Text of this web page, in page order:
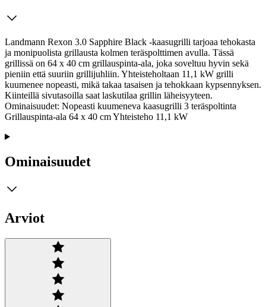
Landmann Rexon 3.0 Sapphire Black -kaasugrilli tarjoaa tehokasta
ja monipuolista grillausta kolmen teräspolttimen avulla. Tässä
grillissä on 64 x 40 cm grillauspinta-ala, joka soveltuu hyvin sekä
pieniin että suuriin grillijuhliin. Yhteisteholtaan 11,1 kW grilli
kuumenee nopeasti, mikä takaa tasaisen ja tehokkaan kypsennyksen.
Kiinteillä sivutasoilla saat laskutilaa grillin läheisyyteen.
Ominaisuudet: Nopeasti kuumeneva kaasugrilli 3 teräspoltinta
Grillauspinta-ala 64 x 40 cm Yhteisteho 11,1 kW
Ominaisuudet
Arviot